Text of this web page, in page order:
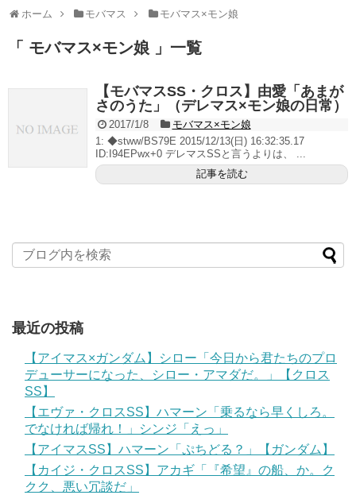
ホーム モバマス モバマス×モン娘
「 モバマス×モン娘 」一覧
【モバマスSS・クロス】由愛「あまが
さのうた」（デレマス×モン娘の日常）
2017/1/8
モバマス×モン娘
1: ◆stww/BS79E 2015/12/13(日) 16:32:35.17
ID:I94EPwx+0 デレマスSSと言うよりは、 ...
記事を読む
最近の投稿
【アイマス×ガンダム】シロー「今日から君たちのプロ
デューサーになった、シロー・アマダだ。」【クロス
SS】
【エヴァ・クロスSS】ハマーン「乗るなら早くしろ。
でなければ帰れ！」シンジ「えっ」
【アイマスSS】ハマーン「ぷちどる？」【ガンダム】
【カイジ・クロスSS】アカギ「『希望』の船、か。ク
クク、悪い冗談だ」